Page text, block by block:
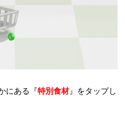
にある『特別食材』をタップし